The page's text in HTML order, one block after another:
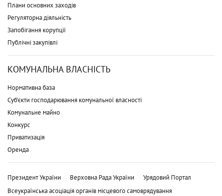
Плани основних заходів
Регуляторна діяльність
Запобігання корупції
Публічні закупівлі
КОМУНАЛЬНА ВЛАСНІСТЬ
Нормативна база
Суб'єкти господарювання комунальної власності
Комунальне майно
Конкурс
Приватизація
Оренда
Президент України Верховна Рада України
Урядовий Портал
Всеукраїнська асоціація органів місцевого самоврядування